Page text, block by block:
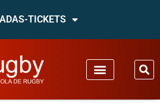
TICKETS